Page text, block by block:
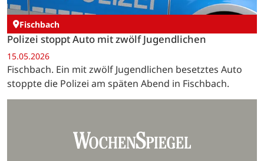
Fischbach
Polizei stoppt Auto mit zwölf Jugendlichen
15.05.2026
Fischbach. Ein mit zwölf Jugendlichen besetztes Auto
stoppte die Polizei am späten Abend in Fischbach.